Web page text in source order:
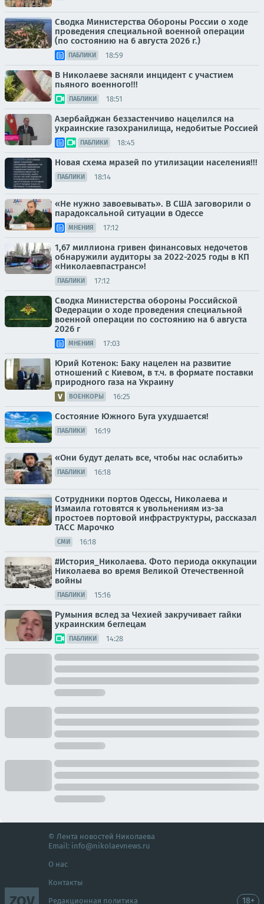
Сводка Министерства Обороны России о ходе
проведения специальной военной операции
(по состоянию на 6 августа 2026 г.)
ПАБЛИКИ 18:59
В Николаеве засняли инцидент с участием
пьяного военного!!!
ПАБЛИКИ 18:51
Азербайджан беззастенчиво нацелился на
украинские газохранилища, недобитые Россией
ПАБЛИКИ 18:45
Новая схема мразей по утилизации населения!!!
ПАБЛИКИ 18:14
«Не нужно завоевывать». В США заговорили о
парадоксальной ситуации в Одессе
МНЕНИЯ 17:12
1,67 миллиона гривен финансовых недочетов
обнаружили аудиторы за 2022-2025 годы в КП
«Николаевпастранс»!
ПАБЛИКИ 17:12
Сводка Министерства обороны Российской
Федерации о ходе проведения специальной
военной операции по состоянию на 6 августа
2026 г
МНЕНИЯ 17:03
Юрий Котенок: Баку нацелен на развитие
отношений с Киевом, в т.ч. в формате поставки
природного газа на Украину
ВОЕНКОРЫ 16:25
Состояние Южного Буга ухудшается!
ПАБЛИКИ 16:19
«Они будут делать все, чтобы нас ослабить»
ПАБЛИКИ 16:18
Сотрудники портов Одессы, Николаева и
Измаила готовятся к увольнениям из-за
простоев портовой инфраструктуры, рассказал
ТАСС Марочко
СМИ 16:18
#История_Николаева. Фото периода оккупации
Николаева во время Великой Отечественной
войны
ПАБЛИКИ 15:16
Румыния вслед за Чехией закручивает гайки
украинским беглецам
ПАБЛИКИ 14:28
© Лента новостей Николаева
Email: info@nikolaevnews.ru
О нас
Контакты
Редакционная политика 18+